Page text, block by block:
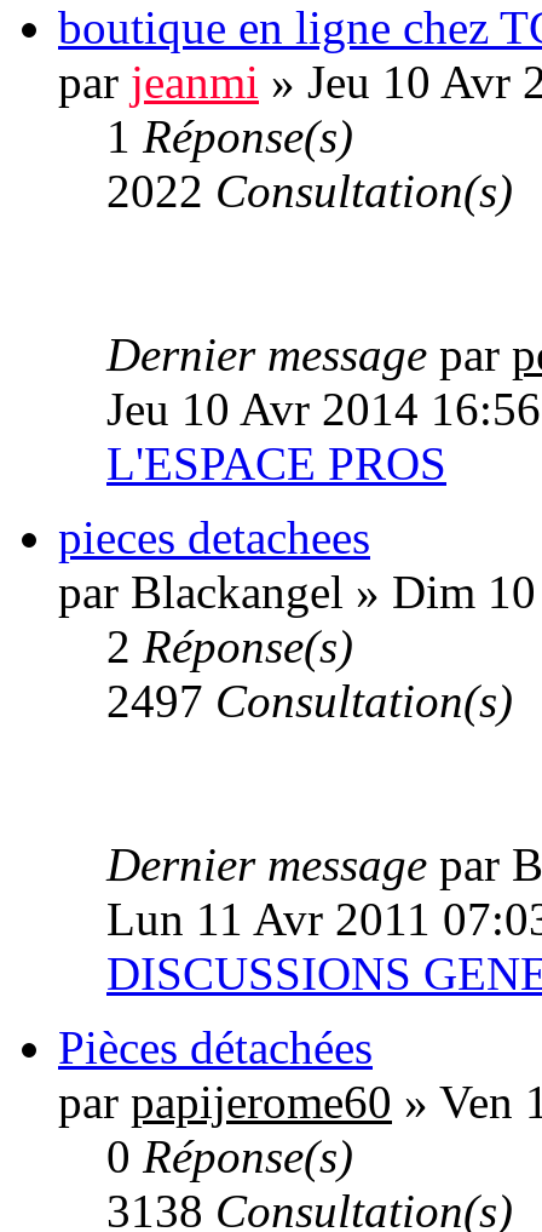
boutique en ligne chez
par jeanmi » Jeu 10 Avr
1 Réponse(s)
2022 Consultation(s)
Dernier message par
Jeu 10 Avr 2014 16:56
L'ESPACE PROS
pieces detachees
par Blackangel » Dim
2 Réponse(s)
2497 Consultation(s)
Dernier message par
Lun 11 Avr 2011
DISCUSSIONS
Pièces détachées
par papijerome60 » Ven
0 Réponse(s)
3138 Consultation(s)